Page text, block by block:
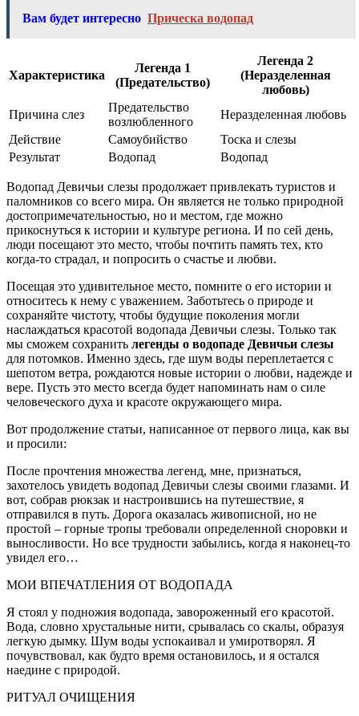
Вам будет интересно Прическа водопад
Характеристика
Легенда 1
(Предательство)
Легенда 2
(Неразделенная
любовь)
Причина слез
Предательство
возлюбленного
Неразделенная любовь
Действие
Самоубийство
Тоска и слезы
Результат
Водопад Водопад
Водопад Девичьи слезы продолжает привлекать туристов и
паломников со всего мира. Он является не только природной
достопримечательностью, но и местом, где можно
прикоснуться к истории и культуре региона. И по сей день,
люди посещают это место, чтобы почтить память тех, кто
когда-то страдал, и попросить о счастье и любви.
Посещая это удивительное место, помните о его истории и
относитесь к нему с уважением. Заботьтесь о природе и
сохраняйте чистоту, чтобы будущие поколения могли
наслаждаться красотой водопада Девичьи слезы. Только так
мы сможем сохранить легенды о водопаде Девичьи слезы
для потомков. Именно здесь, где шум воды переплетается с
шепотом ветра, рождаются новые истории о любви, надежде и
вере. Пусть это место всегда будет напоминать нам о силе
человеческого духа и красоте окружающего мира.
Вот продолжение статьи, написанное от первого лица, как вы
и просили:
После прочтения множества легенд, мне, признаться,
захотелось увидеть водопад Девичьи слезы своими глазами. И
вот, собрав рюкзак и настроившись на путешествие, я
отправился в путь. Дорога оказалась живописной, но не
простой – горные тропы требовали определенной сноровки и
выносливости. Но все трудности забылись, когда я наконец-то
увидел его…
МОИ ВПЕЧАТЛЕНИЯ ОТ ВОДОПАДА
Я стоял у подножия водопада, завороженный его красотой.
Вода, словно хрустальные нити, срывалась со скалы, образуя
легкую дымку. Шум воды успокаивал и умиротворял. Я
почувствовал, как будто время остановилось, и я остался
наедине с природой.
РИТУАЛ ОЧИЩЕНИЯ